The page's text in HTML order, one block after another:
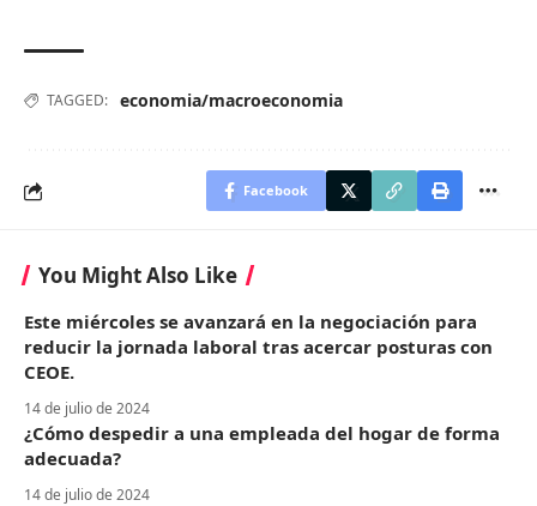
TAGGED: economia/macroeconomia
Facebook
You Might Also Like
Este miércoles se avanzará en la negociación para
reducir la jornada laboral tras acercar posturas con
CEOE.
14 de julio de 2024
¿Cómo despedir a una empleada del hogar de forma
adecuada?
14 de julio de 2024